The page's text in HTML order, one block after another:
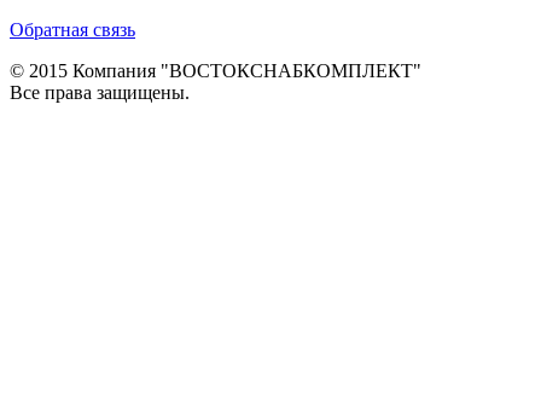
Обратная связь
© 2015 Компания "ВОСТОКСНАБКОМПЛЕКТ"
Все права защищены.